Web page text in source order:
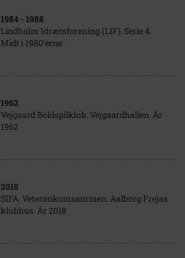
1984 - 1988
Lindholm Idrætsforening (LIF). Serie 4.
Midt i 1980'erne
1962
Vejgaard Boldspilklub. Vejgaardhallen. År
1962
2018
SIFA. Veterankomsammen. Aalborg Frejas
klubhus. År 2018